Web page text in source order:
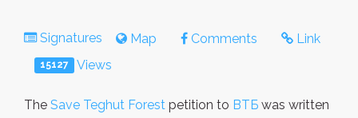
Signatures Map Comments Link
15127 Views
The Save Teghut Forest petition to ВТБ was written